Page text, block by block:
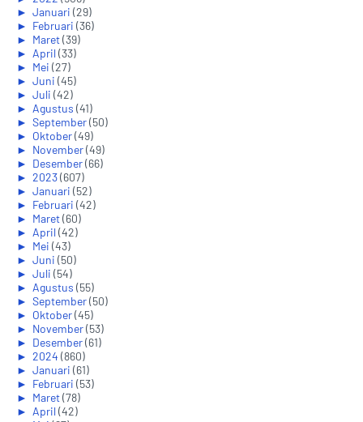
► Januari (29)
► Februari (36)
► Maret(39)
► April(33)
► Mei (27)
► Juni (45)
► Juli (42)
► Agustus (41)
► September(50)
► Oktober(49)
► November(49)
► Desember(66)
► 2023(607)
► Januari (52)
► Februari (42)
► Maret(60)
► April(42)
► Mei (43)
► Juni (50)
► Juli (54)
► Agustus (55)
► September(50)
► Oktober(45)
► November(53)
► Desember(61)
► 2024 (860)
► Januari (61)
► Februari (53)
► Maret(78)
► April(42)